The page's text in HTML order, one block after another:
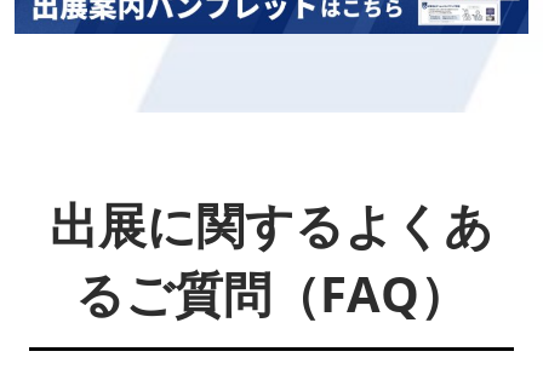
出展に関するよくあ
るご質問（FAQ）